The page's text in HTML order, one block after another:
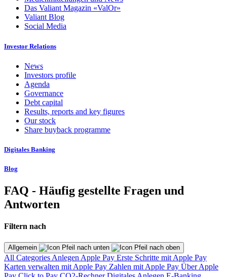
Das Valiant Magazin «ValOr»
Valiant Blog
Social Media
Investor Relations
News
Investors profile
Agenda
Governance
Debt capital
Results, reports and key figures
Our stock
Share buyback programme
Digitales Banking
Blog
FAQ - Häufig gestellte Fragen und
Antworten
Filtern nach
Allgemein
All Categories Anlegen Apple Pay Erste Schritte mit Apple Pay
Karten verwalten mit Apple Pay Zahlen mit Apple Pay Über Apple